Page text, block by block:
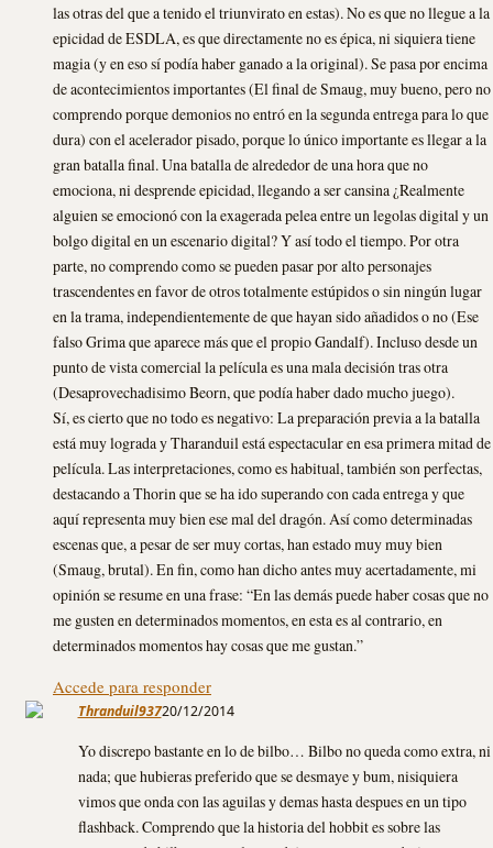
las otras del que a tenido el triunvirato en estas). No es que no llegue a la
epicidad de ESDLA, es que directamente no es épica, ni siquiera tiene
magia (y en eso sí podía haber ganado a la original). Se pasa por encima
de acontecimientos importantes (El final de Smaug, muy bueno, pero no
comprendo porque demonios no entró en la segunda entrega para lo que
dura) con el acelerador pisado, porque lo único importante es llegar a la
gran batalla final. Una batalla de alrededor de una hora que no
emociona, ni desprende epicidad, llegando a ser cansina ¿Realmente
alguien se emocionó con la exagerada pelea entre un legolas digital y un
bolgo digital en un escenario digital? Y así todo el tiempo. Por otra
parte, no comprendo como se pueden pasar por alto personajes
trascendentes en favor de otros totalmente estúpidos o sin ningún lugar
en la trama, independientemente de que hayan sido añadidos o no (Ese
falso Grima que aparece más que el propio Gandalf). Incluso desde un
punto de vista comercial la película es una mala decisión tras otra
(Desaprovechadisimo Beorn, que podía haber dado mucho juego).
Sí, es cierto que no todo es negativo: La preparación previa a la batalla
está muy lograda y Tharanduil está espectacular en esa primera mitad de
película. Las interpretaciones, como es habitual, también son perfectas,
destacando a Thorin que se ha ido superando con cada entrega y que
aquí representa muy bien ese mal del dragón. Así como determinadas
escenas que, a pesar de ser muy cortas, han estado muy muy bien
(Smaug, brutal). En fin, como han dicho antes muy acertadamente, mi
opinión se resume en una frase: “En las demás puede haber cosas que no
me gusten en determinados momentos, en esta es al contrario, en
determinados momentos hay cosas que me gustan.”
Accede para responder
Thranduil93720/12/2014
Yo discrepo bastante en lo de bilbo… Bilbo no queda como extra, ni
nada; que hubieras preferido que se desmaye y bum, nisiquiera
vimos que onda con las aguilas y demas hasta despues en un tipo
flashback. Comprendo que la historia del hobbit es sobre las